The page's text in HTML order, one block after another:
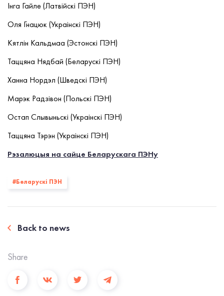
Інга Гайле (Латвійскі ПЭН)
Оля Гнацюк (Украінскі ПЭН)
Кятлін Кальдмаа (Эстонскі ПЭН)
Таццяна Нядбай (Беларускі ПЭН)
Ханна Нордэл (Шведскі ПЭН)
Марэк Радзівон (Польскі ПЭН)
Остап Слывыньскі (Украінскі ПЭН)
Таццяна Тэрэн (Украінскі ПЭН)
Рэзалюцыя на сайце Беларускага ПЭНу
#Беларускі ПЭН
Back to news
Share